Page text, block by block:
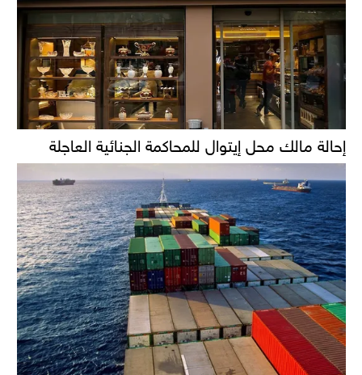
إحالة مالك محل إيتوال للمحاكمة الجنائية العاجلة